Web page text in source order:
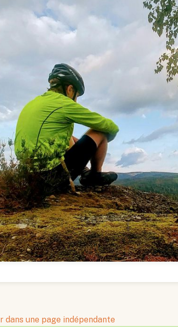
dans une page indépendante